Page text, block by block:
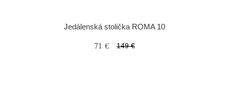
Jedálenská stolička ROMA 10
71 € 149 €